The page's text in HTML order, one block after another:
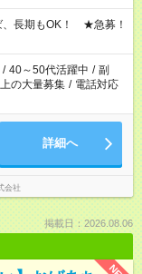
グもしますので、ご安
長期もOK！ ★急募！
/ 40～50代活躍中 / 副
の大量募集 / 電話対応
詳細へ
会社
掲載日：2026.08.06